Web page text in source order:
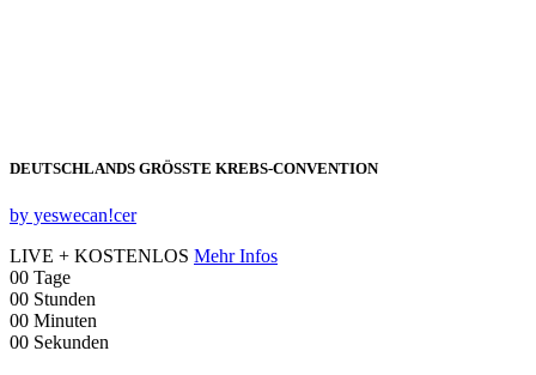
DEUTSCHLANDS GRÖSSTE KREBS‑CONVENTION
by yeswecan!cer
LIVE + KOSTENLOS Mehr Infos
00 Tage
00 Stunden
00 Minuten
00 Sekunden